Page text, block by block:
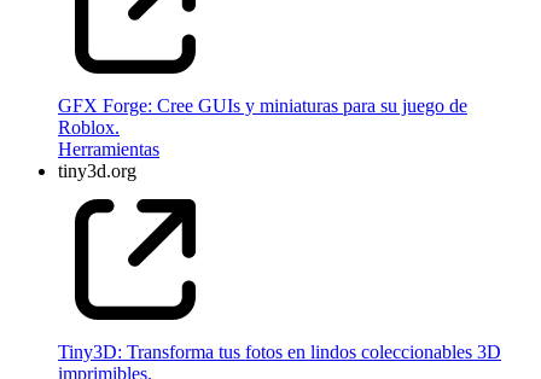
GFX Forge: Cree GUIs y miniaturas para su juego de
Roblox.
Herramientas
tiny3d.org
Tiny3D: Transforma tus fotos en lindos coleccionables 3D
imprimibles.